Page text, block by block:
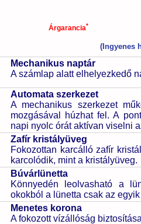
Árgarancia*
(Ingyenes
Mechanikus naptár
A számlap alatt elhelyezkedő
Automata szerkezet
A mechanikus szerkezet
mozgásával húzhat fel. A
napi nyolc órát aktívan viselni
Zafír kristályüveg
Fokozottan karcálló zafír
karcolódik, mint a kristályüveg.
Búvárlünetta
Könnyedén leolvasható a
okokból a lünetta csak az
Menetes korona
A fokozott vízállóság